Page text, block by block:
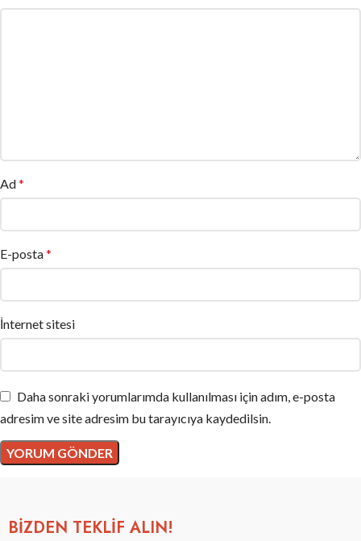
Ad*
E-posta*
İnternet sitesi
Daha sonraki yorumlarımda kullanılması için adım, e-posta
adresim ve site adresim bu tarayıcıya kaydedilsin.
BİZDEN TEKLİF ALIN!